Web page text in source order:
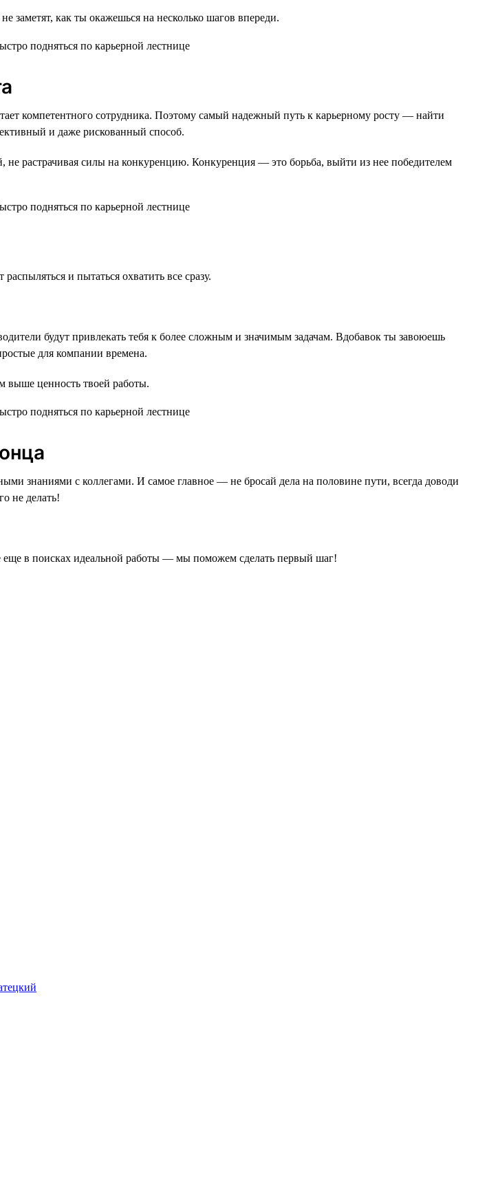
заметят, как ты окажешься на несколько шагов впереди.
компетентного сотрудника. Поэтому самый надежный путь к карьерному росту — найти
и даже рискованный способ.
растрачивая силы на конкуренцию. Конкуренция — это борьба, выйти из нее победителем
и пытаться охватить все сразу.
будут привлекать тебя к более сложным и значимым задачам. Вдобавок ты завоюешь
для компании времена.
выше ценность твоей работы.
знаниями с коллегами. И самое главное — не бросай дела на половине пути, всегда доводи
не делать!
еще в поисках идеальной работы — мы поможем сделать первый шаг!